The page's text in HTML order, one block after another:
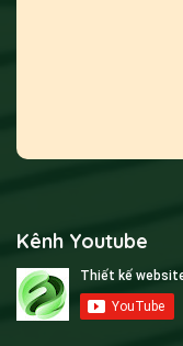
Kênh Youtube